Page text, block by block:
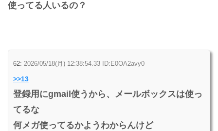
使ってる人いるの？
62: 2026/05/18(月) 12:38:54.33 ID:E0OA2avy0
>>13
登録用にgmail使うから、メールボックスは使っ
てるな
何メガ使ってるかようわからんけど